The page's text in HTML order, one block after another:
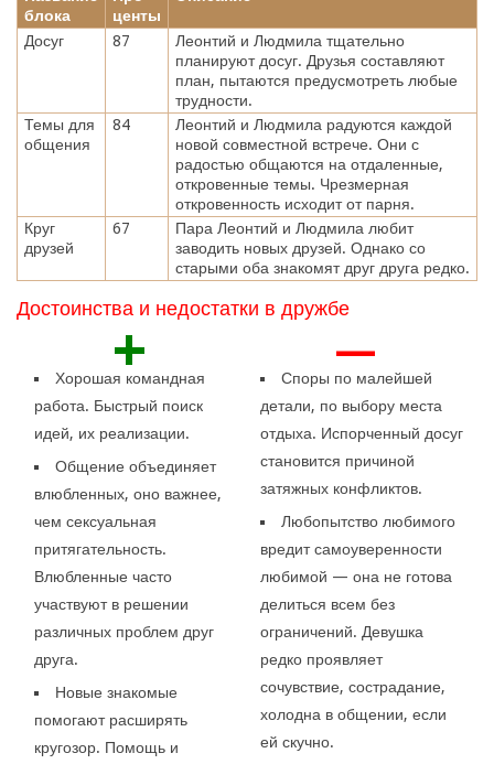
блока
центы
Досуг 87
Леонтий и Людмила тщательно
планируют досуг. Друзья составляют
план, пытаются предусмотреть любые
трудности.
Темы для
общения
84
Леонтий и Людмила радуются каждой
новой совместной встрече. Они с
радостью общаются на отдаленные,
откровенные темы. Чрезмерная
откровенность исходит от парня.
Круг
друзей
67
Пара Леонтий и Людмила любит
заводить новых друзей. Однако со
старыми оба знакомят друг друга редко.
Достоинства и недостатки в дружбе
+
Хорошая командная
работа. Быстрый поиск
идей, их реализации.
Общение объединяет
влюбленных, оно важнее,
чем сексуальная
притягательность.
Влюбленные часто
участвуют в решении
различных проблем друг
друга.
Новые знакомые
помогают расширять
кругозор. Помощь и
—
Споры по малейшей
детали, по выбору места
отдыха. Испорченный досуг
становится причиной
затяжных конфликтов.
Любопытство любимого
вредит самоуверенности
любимой — она не готова
делиться всем без
ограничений. Девушка
редко проявляет
сочувствие, сострадание,
холодна в общении, если
ей скучно.